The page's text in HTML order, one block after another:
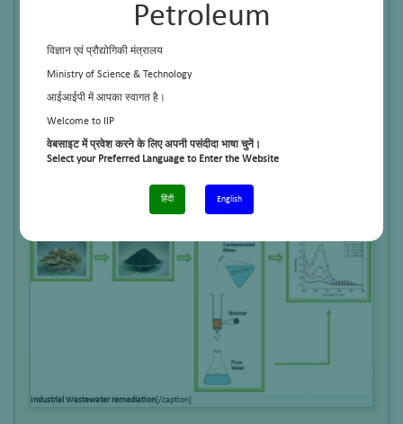
Petroleum
विज्ञान एवं प्रौद्योगिकी मंत्रालय
Ministry of Science & Technology
आईआईपी में आपका स्वागत है।
Welcome to IIP
वेबसाइट में प्रवेश करने के लिए अपनी पसंदीदा भाषा चुनें।
Select your Preferred Language to Enter the Website
हिंदी English
Industrial Wastewater remediation[/caption]